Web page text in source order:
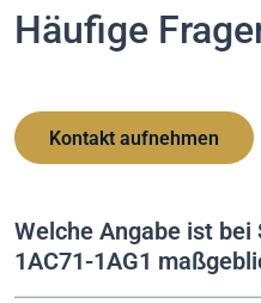
Häufige
Kontakt aufnehmen
Welche Angabe ist bei
1AC71-1AG1